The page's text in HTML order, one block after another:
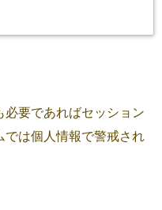
要であればセッション
では個人情報で警戒され